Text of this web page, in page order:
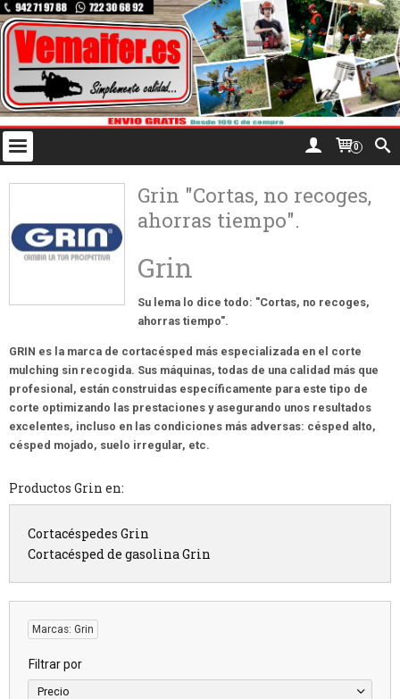
0
Grin "Cortas, no recoges,
ahorras tiempo".
Grin
Su lema lo dice todo: "Cortas, no recoges,
ahorras tiempo".
GRIN es la marca de cortacésped más especializada en el corte
mulching sin recogida. Sus máquinas, todas de una calidad más que
profesional, están construidas específicamente para este tipo de
corte optimizando las prestaciones y asegurando unos resultados
excelentes, incluso en las condiciones más adversas: césped alto,
césped mojado, suelo irregular, etc.
Productos Grin en:
Cortacéspedes Grin
Cortacésped de gasolina Grin
Marcas: Grin
Filtrar por
Precio